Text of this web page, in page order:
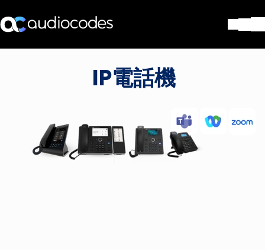
製品とアプリケーション
リソース・資料
IP電話機